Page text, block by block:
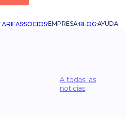
SOCIOSEMPRESABLOGAYUDA
A todas las
noticias